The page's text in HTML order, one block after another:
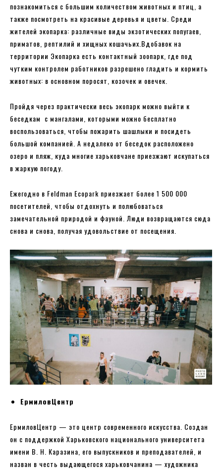
познакомиться с большим количеством животных и птиц, а
также посмотреть на красивые деревья и цветы. Среди
жителей экопарка: различные виды экзотических попугаев,
приматов, рептилий и хищных кошачьих.Вдобавок на
территории Экопарка есть контактный зоопарк, где под
чутким контролем работников разрешено гладить и кормить
животных: в основном поросят, козочек и овечек.
Пройдя через практически весь экопарк можно выйти к
беседкам с мангалами, которыми можно бесплатно
воспользоваться, чтобы пожарить шашлыки и посидеть
большой компанией. А недалеко от беседок расположено
озеро и пляж, куда многие харьковчане приезжают искупаться
в жаркую погоду.
Ежегодно в Feldman Ecopark приезжает более 1 500 000
посетителей, чтобы отдохнуть и полюбоваться
замечательной природой и фауной. Люди возвращаются сюда
снова и снова, получая удовольствие от посещения.
ЕрмиловЦентр
ЕрмиловЦентр — это центр современного искусства. Создан
он с поддержкой Харьковского национального университета
имени В. Н. Каразина, его выпускников и преподавателей, и
назван в честь выдающегося харьковчанина — художника